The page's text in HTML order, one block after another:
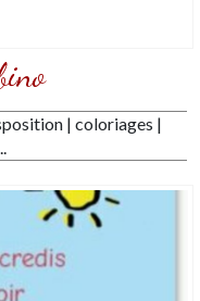
| coloriages |